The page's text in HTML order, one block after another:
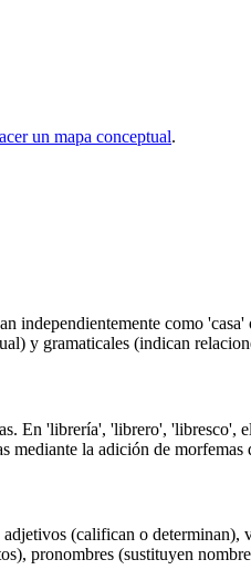
un mapa conceptual.
como
y gramaticales (indican
En 'librería', 'librero', 'libresco',
mediante la adición de
(califican o determinan),
pronombres (sustituyen